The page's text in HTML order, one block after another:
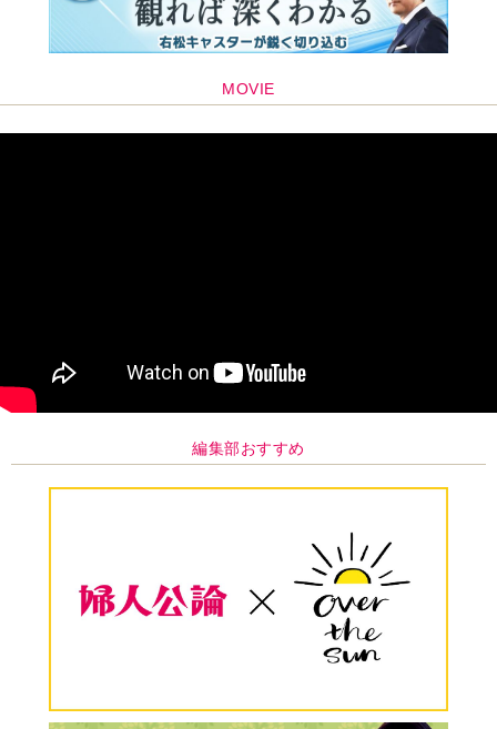
編集部おすすめ